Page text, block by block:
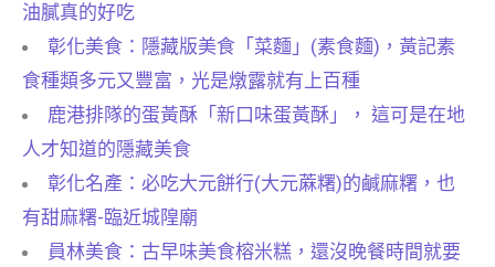
油膩真的好吃
彰化美食：隱藏版美食「菜麵」(素食麵)，黃記素
食種類多元又豐富，光是燉露就有上百種
鹿港排隊的蛋黃酥「新口味蛋黃酥」， 這可是在地
人才知道的隱藏美食
彰化名產：必吃大元餅行(大元蔴糬)的鹹麻糬，也
有甜麻糬-臨近城隍廟
員林美食：古早味美食榕米糕，還沒晚餐時間就要